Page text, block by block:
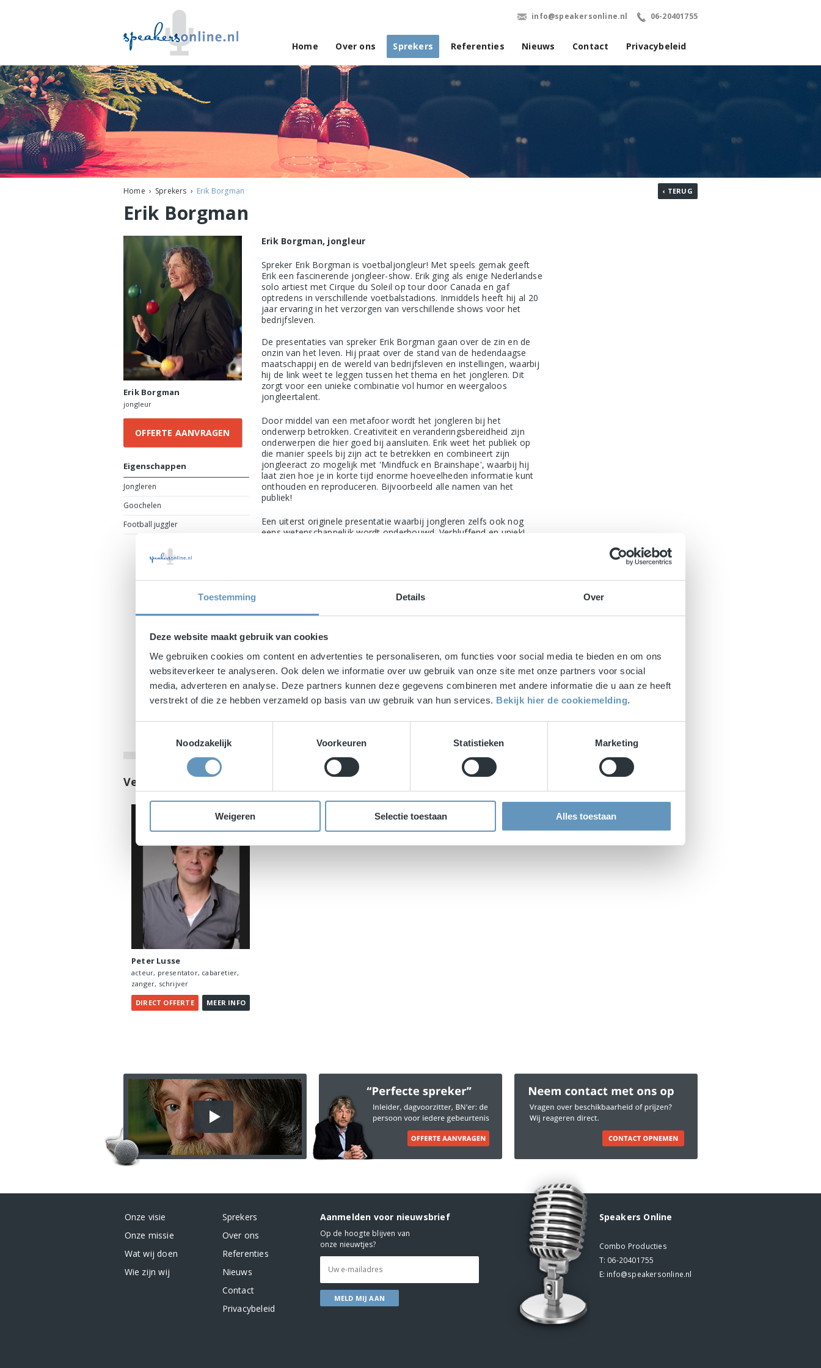
Toestemming Details Over
Deze website maakt gebruik van cookies
We gebruiken cookies om content en advertenties te personaliseren, om functies voor social media te bieden en om ons
websiteverkeer te analyseren. Ook delen we informatie over uw gebruik van onze site met onze partners voor social
media, adverteren en analyse. Deze partners kunnen deze gegevens combineren met andere informatie die u aan ze heeft
verstrekt of die ze hebben verzameld op basis van uw gebruik van hun services. Bekijk hier de cookiemelding.
Noodzakelijk
Voorkeuren Statistieken Marketing
Weigeren Selectie toestaan Alles toestaan
Home Over ons Sprekers Referenties Nieuws Contact Privacybeleid
info@speakersonline.nl 06-20401755
‹ TERUG
Home Sprekers Erik Borgman
Erik Borgman
Erik Borgman
jongleur
OFFERTE AANVRAGEN
Eigenschappen
Jongleren
Goochelen
Football juggler
Erik Borgman, jongleur
Spreker Erik Borgman is voetbaljongleur! Met speels gemak geeft
Erik een fascinerende jongleer-show. Erik ging als enige Nederlandse
solo artiest met Cirque du Soleil op tour door Canada en gaf
optredens in verschillende voetbalstadions. Inmiddels heeft hij al 20
jaar ervaring in het verzorgen van verschillende shows voor het
bedrijfsleven.
De presentaties van spreker Erik Borgman gaan over de zin en de
onzin van het leven. Hij praat over de stand van de hedendaagse
maatschappij en de wereld van bedrijfsleven en instellingen, waarbij
hij de link weet te leggen tussen het thema en het jongleren. Dit
zorgt voor een unieke combinatie vol humor en weergaloos
jongleertalent.
Door middel van een metafoor wordt het jongleren bij het
onderwerp betrokken. Creativiteit en veranderingsbereidheid zijn
onderwerpen die hier goed bij aansluiten. Erik weet het publiek op
die manier speels bij zijn act te betrekken en combineert zijn
jongleeract zo mogelijk met 'Mindfuck en Brainshape', waarbij hij
laat zien hoe je in korte tijd enorme hoeveelheden informatie kunt
onthouden en reproduceren. Bijvoorbeeld alle namen van het
publiek!
Een uiterst originele presentatie waarbij jongleren zelfs ook nog
eens wetenschappelijk wordt onderbouwd. Verbluffend en uniek!
Vergelijkbare sprekers als Erik Borgman
Peter Lusse
acteur, presentator, cabaretier,
zanger, schrijver
OFFERTE INFO
Onze visie
Onze missie
Wat wij doen
Wie zijn wij
Sprekers
Over ons
Referenties
Nieuws
Contact
Privacybeleid
Aanmelden voor nieuwsbrief
Op de hoogte blijven van
onze nieuwtjes?
Speakers Online
Combo Producties
T: 06-20401755
E: info@speakersonline.nl